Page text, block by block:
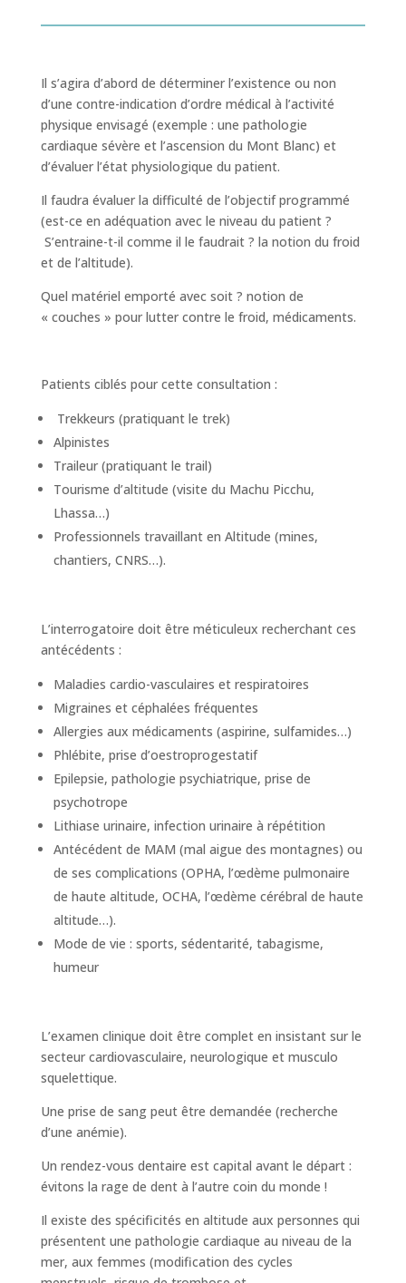
Il s’agira d’abord de déterminer l’existence ou non
d’une contre-indication d’ordre médical à l’activité
physique envisagé (exemple : une pathologie
cardiaque sévère et l’ascension du Mont Blanc) et
d’évaluer l’état physiologique du patient.
Il faudra évaluer la difficulté de l’objectif programmé
(est-ce en adéquation avec le niveau du patient ?
S’entraine-t-il comme il le faudrait ? la notion du froid
et de l’altitude).
Quel matériel emporté avec soit ? notion de
« couches » pour lutter contre le froid, médicaments.
Patients ciblés pour cette consultation :
Trekkeurs (pratiquant le trek)
Alpinistes
Traileur (pratiquant le trail)
Tourisme d’altitude (visite du Machu Picchu,
Lhassa…)
Professionnels travaillant en Altitude (mines,
chantiers, CNRS…).
L’interrogatoire doit être méticuleux recherchant ces
antécédents :
Maladies cardio-vasculaires et respiratoires
Migraines et céphalées fréquentes
Allergies aux médicaments (aspirine, sulfamides…)
Phlébite, prise d’oestroprogestatif
Epilepsie, pathologie psychiatrique, prise de
psychotrope
Lithiase urinaire, infection urinaire à répétition
Antécédent de MAM (mal aigue des montagnes) ou
de ses complications (OPHA, l’œdème pulmonaire
de haute altitude, OCHA, l’œdème cérébral de haute
altitude…).
Mode de vie : sports, sédentarité, tabagisme,
humeur
L’examen clinique doit être complet en insistant sur le
secteur cardiovasculaire, neurologique et musculo
squelettique.
Une prise de sang peut être demandée (recherche
d’une anémie).
Un rendez-vous dentaire est capital avant le départ :
évitons la rage de dent à l’autre coin du monde !
Il existe des spécificités en altitude aux personnes qui
présentent une pathologie cardiaque au niveau de la
mer, aux femmes (modification des cycles